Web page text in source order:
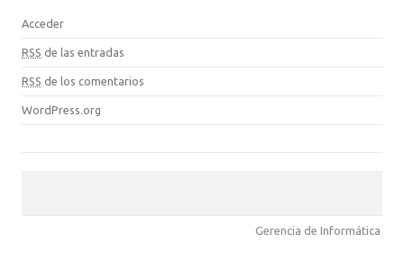
Acceder
RSS de las entradas
RSS de los comentarios
WordPress.org
Gerencia de Informática